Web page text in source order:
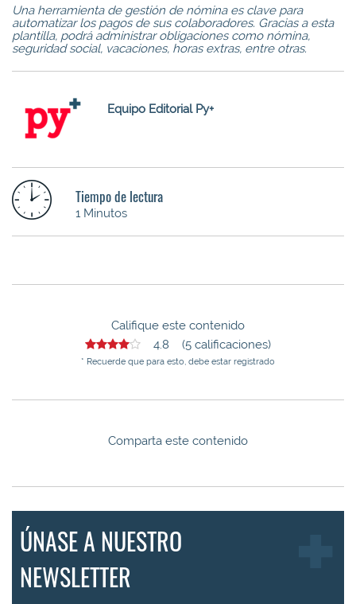
Una herramienta de gestión de nómina es clave para
automatizar los pagos de sus colaboradores. Gracias a esta
plantilla, podrá administrar obligaciones como nómina,
seguridad social, vacaciones, horas extras, entre otras.
Equipo Editorial Py+
Tiempo de lectura
1 Minutos
Califique este contenido
4.8 (5 calificaciones)
* Recuerde que para esto, debe estar registrado
Comparta este contenido
ÚNASE A NUESTRO
NEWSLETTER